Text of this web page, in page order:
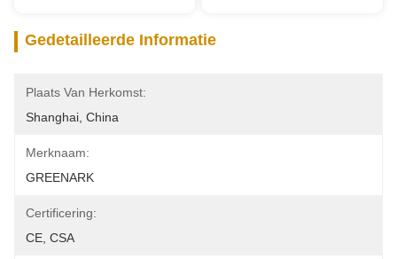
Gedetailleerde Informatie
Plaats Van Herkomst:
Shanghai, China
Merknaam:
GREENARK
Certificering:
CE, CSA